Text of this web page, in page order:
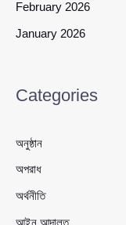
February 2026
January 2026
Categories
অনুষ্ঠান
অপরাধ
অর্থনীতি
আইন আদালত